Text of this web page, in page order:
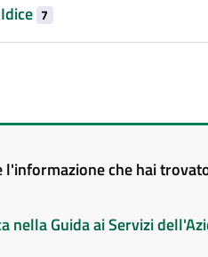
7
l'informazione che hai
nella Guida ai Servizi